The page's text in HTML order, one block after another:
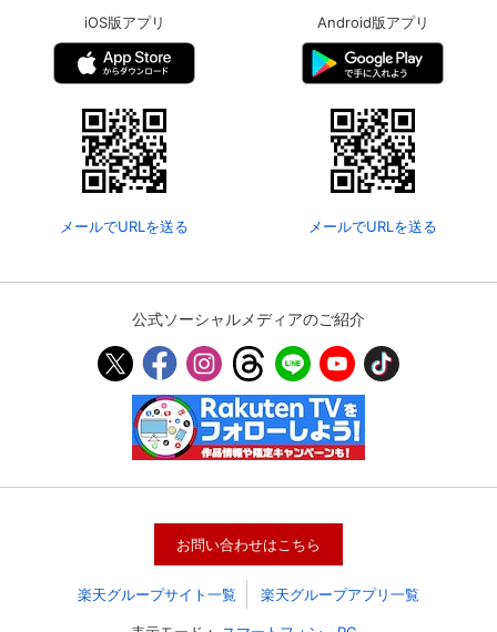
会員情報
基本情報、本人連絡先、パスワード 、クレ
ジットカード情報の変更が可能です。
iOS版アプリ
メールでURLを送る
Android版アプリ
メールでURLを送る
公式ソーシャルメディアのご紹介
お問い合わせはこちら
楽天グループサイト一覧 楽天グループアプリ一覧